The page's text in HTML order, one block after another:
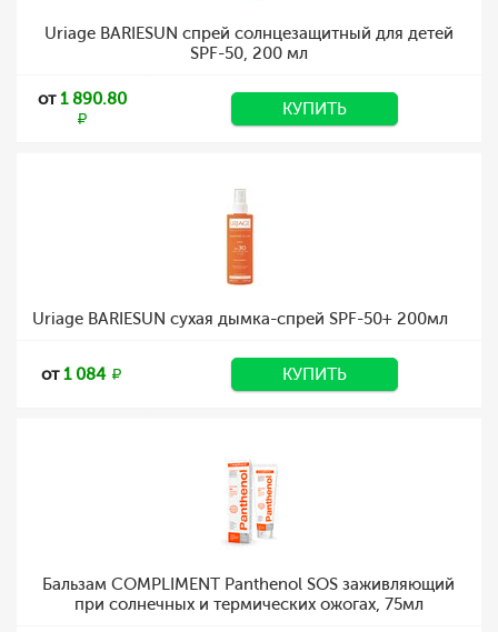
Uriage BARIESUN спрей солнцезащитный для детей
SPF-50, 200 мл
от1 890.80 КУПИТЬ
Uriage BARIESUN сухая дымка-спрей SPF-50+ 200мл
от1 084 КУПИТЬ
Бальзам COMPLIMENT Panthenol SOS заживляющий
при солнечных и термических ожогах, 75мл